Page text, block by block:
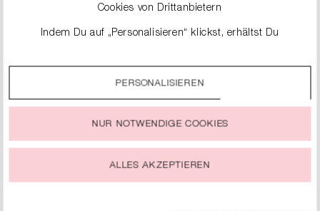
ÄHNLICHE
Cookies von Drittanbietern
Indem Du auf „Personalisieren“ klickst, erhältst Du
Durch einen Klick auf das Auswahlfeld „Alle akzeptieren“
stimmst Du der Verwendung aller Cookies zu, die unter
jeder Zeit ändern oder widerrufen.
PERSONALISIEREN
NUR NOTWENDIGE COOKIES
ALLES AKZEPTIEREN